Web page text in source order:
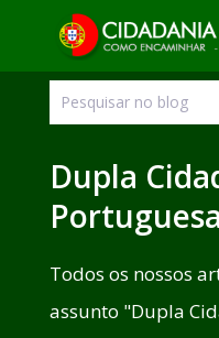
Dupla
Portuguesa
Todos os nossos
assunto "Dupla